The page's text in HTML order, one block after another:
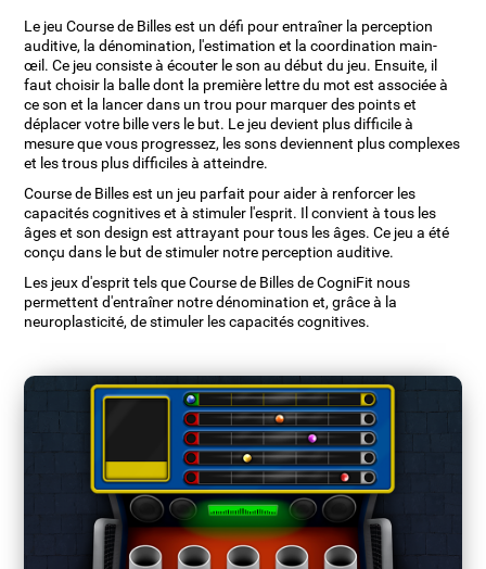
Le jeu Course de Billes est un défi pour entraîner la perception
auditive, la dénomination, l'estimation et la coordination main-
œil. Ce jeu consiste à écouter le son au début du jeu. Ensuite, il
faut choisir la balle dont la première lettre du mot est associée à
ce son et la lancer dans un trou pour marquer des points et
déplacer votre bille vers le but. Le jeu devient plus difficile à
mesure que vous progressez, les sons deviennent plus complexes
et les trous plus difficiles à atteindre.
Course de Billes est un jeu parfait pour aider à renforcer les
capacités cognitives et à stimuler l'esprit. Il convient à tous les
âges et son design est attrayant pour tous les âges. Ce jeu a été
conçu dans le but de stimuler notre perception auditive.
Les jeux d'esprit tels que Course de Billes de CogniFit nous
permettent d'entraîner notre dénomination et, grâce à la
neuroplasticité, de stimuler les capacités cognitives.